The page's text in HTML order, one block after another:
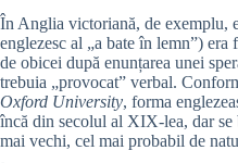
În Anglia victoriană, de exemplu,
englezesc al „a bate în lemn”)
de obicei după enunțarea unei
trebuia „provocat” verbal.
Oxford University, forma
încă din secolul al XIX-lea, dar
mai vechi, cel mai probabil de